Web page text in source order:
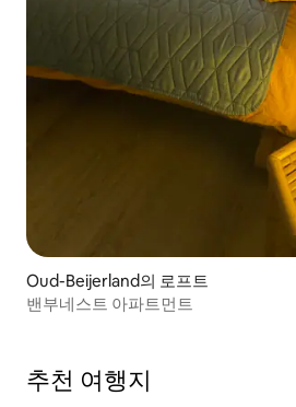
Oud-Beijerland의 로프트
밴부네스트 아파트먼트
추천 여행지